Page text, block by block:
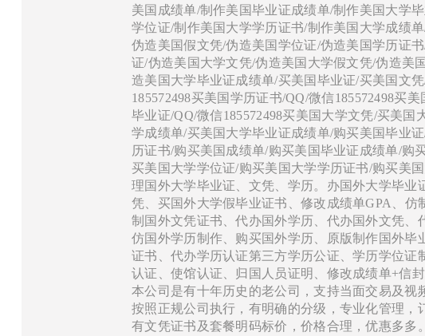
美国成绩单/制作美国毕业证成绩单/制作美国大学
学位证/制作美国大学学历证书/制作美国大学成绩
伪造美国假文凭/伪造美国学位证/伪造美国学历证
证/伪造美国大学文凭/伪造美国大学假文凭/伪造美
造美国大学毕业证成绩单/买美国毕业证/买美国文
185572498买美国学历证书/QQ/微信185572498买
毕业证/QQ/微信185572498买美国大学文凭/买美
学成绩单/买美国大学毕业证成绩单/购买美国毕业
历证书/购买美国成绩单/购买美国毕业证成绩单/购
买美国大学学位证/购买美国大学学历证书/购买美
理国外大学毕业证、文凭、学历。办国外大学毕
凭、买国外大学假毕业证书、修改成绩单GPA、
制国外文凭证书、代办国外学历、代办国外文凭
仿国外学历制作、购买国外学历、原版制作国外
证书、代办学历认证第三方学历公证、学历学位
认证、使馆认证、归国人员证明、修改成绩单+信
本公司是有十年历史的老公司，支持当面交易及
按照正规公司执行，有明确的分级，专业化管理
有文凭证书及套餐明码标价，价格合理，优惠多